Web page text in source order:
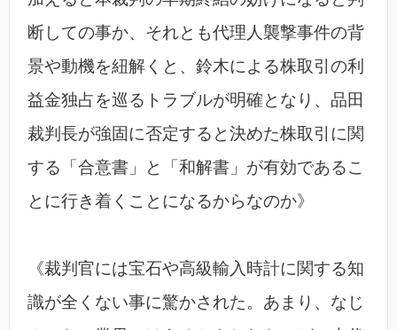
断しての事か、それとも代理人襲撃事件の背
景や動機を紐解くと、鈴木による株取引の利
益金独占を巡るトラブルが明確となり、品田
裁判長が強固に否定すると決めた株取引に関
する「合意書」と「和解書」が有効であるこ
とに行き着くことになるからなのか》
《裁判官には宝石や高級輸入時計に関する知
識が全くない事に驚かされた。あまり、なじ